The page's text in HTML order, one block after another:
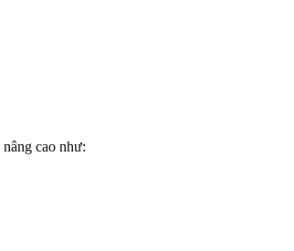
cao như: